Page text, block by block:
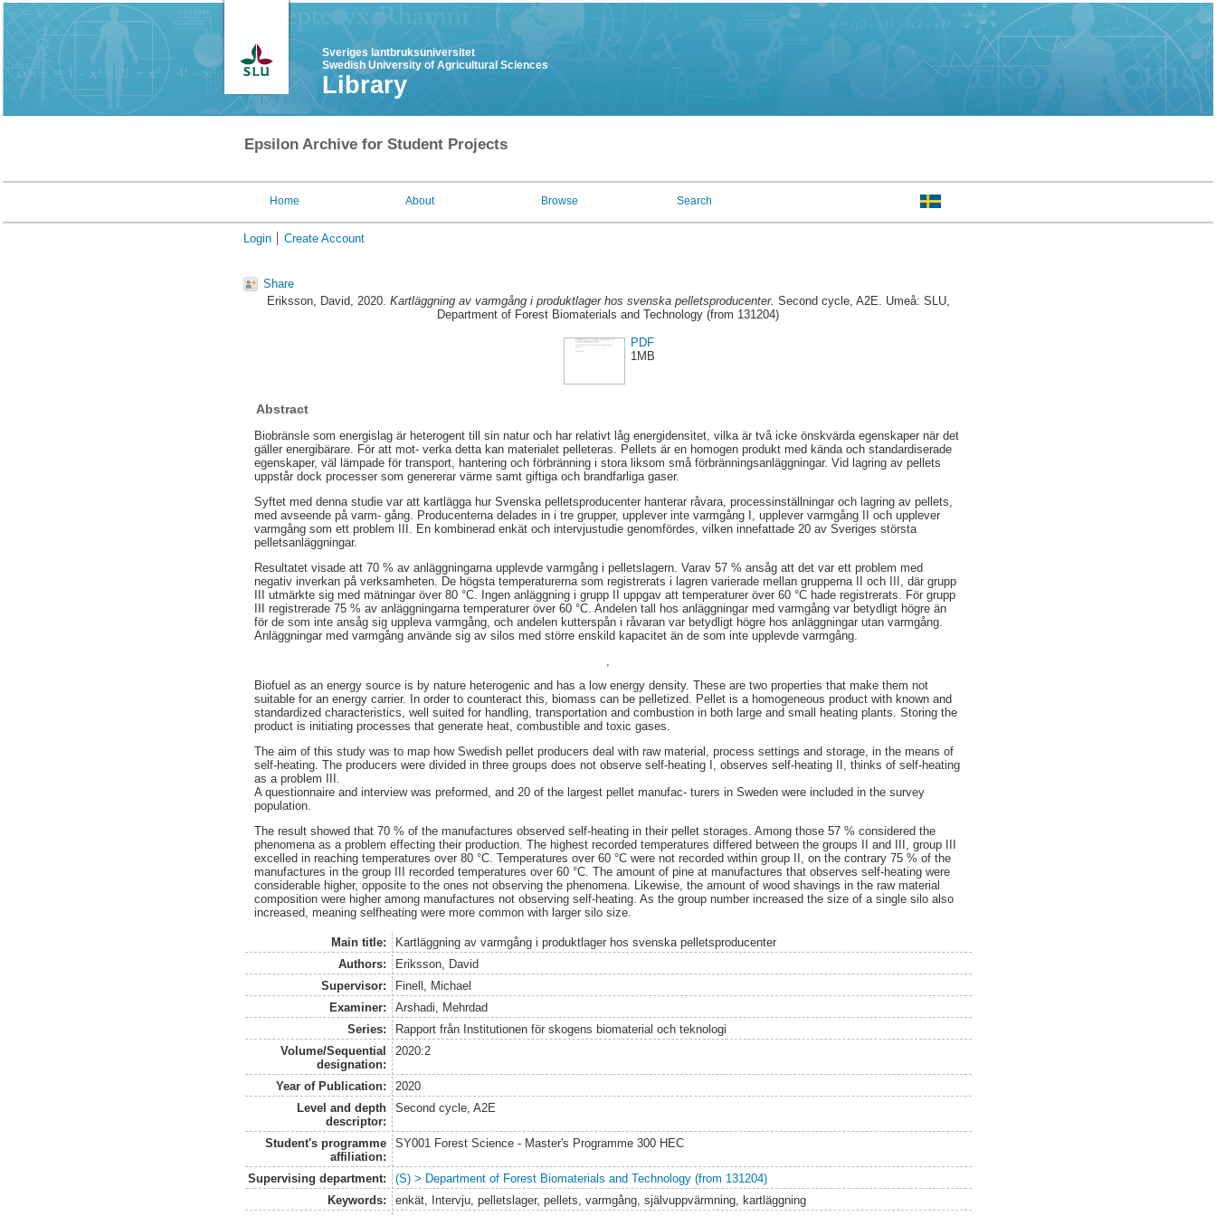
Sveriges lantbruksuniversitet
Swedish University of Agricultural Sciences
Library
Epsilon Archive for Student Projects
Home About Browse Search
Login Create Account
Share
Eriksson, David, 2020. Kartläggning av varmgång i produktlager hos svenska pelletsproducenter. Second cycle, A2E. Umeå: SLU,
Department of Forest Biomaterials and Technology (from 131204)
PDF
1MB
Abstract
Biobränsle som energislag är heterogent till sin natur och har relativt låg energidensitet, vilka är två icke önskvärda egenskaper när det
gäller energibärare. För att mot- verka detta kan materialet pelleteras. Pellets är en homogen produkt med kända och standardiserade
egenskaper, väl lämpade för transport, hantering och förbränning i stora liksom små förbränningsanläggningar. Vid lagring av pellets
uppstår dock processer som genererar värme samt giftiga och brandfarliga gaser.
Syftet med denna studie var att kartlägga hur Svenska pelletsproducenter hanterar råvara, processinställningar och lagring av pellets,
med avseende på varm- gång. Producenterna delades in i tre grupper, upplever inte varmgång I, upplever varmgång II och upplever
varmgång som ett problem III. En kombinerad enkät och intervjustudie genomfördes, vilken innefattade 20 av Sveriges största
pelletsanläggningar.
Resultatet visade att 70 % av anläggningarna upplevde varmgång i pelletslagern. Varav 57 % ansåg att det var ett problem med
negativ inverkan på verksamheten. De högsta temperaturerna som registrerats i lagren varierade mellan grupperna II och III, där grupp
III utmärkte sig med mätningar över 80 °C. Ingen anläggning i grupp II uppgav att temperaturer över 60 °C hade registrerats. För grupp
III registrerade 75 % av anläggningarna temperaturer över 60 °C. Andelen tall hos anläggningar med varmgång var betydligt högre än
för de som inte ansåg sig uppleva varmgång, och andelen kutterspån i råvaran var betydligt högre hos anläggningar utan varmgång.
Anläggningar med varmgång använde sig av silos med större enskild kapacitet än de som inte upplevde varmgång.
Biofuel as an energy source is by nature heterogenic and has a low energy density. These are two properties that make them not
suitable for an energy carrier. In order to counteract this, biomass can be pelletized. Pellet is a homogeneous product with known and
standardized characteristics, well suited for handling, transportation and combustion in both large and small heating plants. Storing the
product is initiating processes that generate heat, combustible and toxic gases.
The aim of this study was to map how Swedish pellet producers deal with raw material, process settings and storage, in the means of
self-heating. The producers were divided in three groups does not observe self-heating I, observes self-heating II, thinks of self-heating
as a problem III.
A questionnaire and interview was preformed, and 20 of the largest pellet manufac- turers in Sweden were included in the survey
population.
The result showed that 70 % of the manufactures observed self-heating in their pellet storages. Among those 57 % considered the
phenomena as a problem effecting their production. The highest recorded temperatures differed between the groups II and III, group III
excelled in reaching temperatures over 80 °C. Temperatures over 60 °C were not recorded within group II, on the contrary 75 % of the
manufactures in the group III recorded temperatures over 60 °C. The amount of pine at manufactures that observes self-heating were
considerable higher, opposite to the ones not observing the phenomena. Likewise, the amount of wood shavings in the raw material
composition were higher among manufactures not observing self-heating. As the group number increased the size of a single silo also
increased, meaning selfheating were more common with larger silo size.
Main title:
Kartläggning av varmgång i produktlager hos svenska pelletsproducenter
Authors:
Eriksson, David
Supervisor:
Finell, Michael
Examiner:
Arshadi, Mehrdad
Series:
Rapport från Institutionen för skogens biomaterial och teknologi
Volume/Sequential
designation:
2020:2
Year of Publication:
2020
Level and depth
descriptor:
Second cycle, A2E
Student's programme
affiliation:
SY001 Forest Science - Master's Programme 300 HEC
Supervising department:
(S) > Department of Forest Biomaterials and Technology (from 131204)
Keywords:
enkät, Intervju, pelletslager, pellets, varmgång, självuppvärmning, kartläggning